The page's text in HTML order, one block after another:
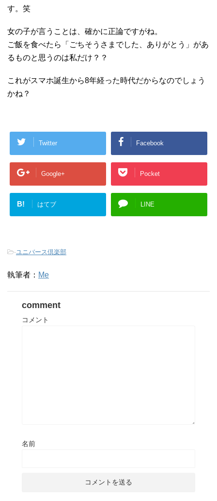
す。笑
女の子が言うことは、確かに正論ですがね。
ご飯を食べたら「ごちそうさまでした、ありがとう」があ
るものと思うのは私だけ？？
これがスマホ誕生から8年経った時代だからなのでしょう
かね？
Twitter Facebook
Google+ Pocket
B! はてブ LINE
-ユニバース倶楽部
執筆者： Me
comment
コメント
名前